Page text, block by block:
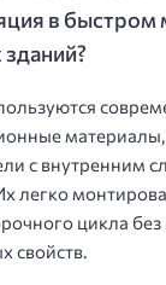
в быстром
материалы,
с внутренним
легко
цикла без
свойств.